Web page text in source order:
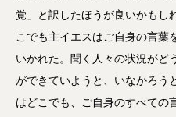
覚」と訳したほうが良いかもし
こでも主イエスはご自身の言葉
いかれた。聞く人々の状況がど
ができていようと、いなかろう
はどこでも、ご自身のすべての